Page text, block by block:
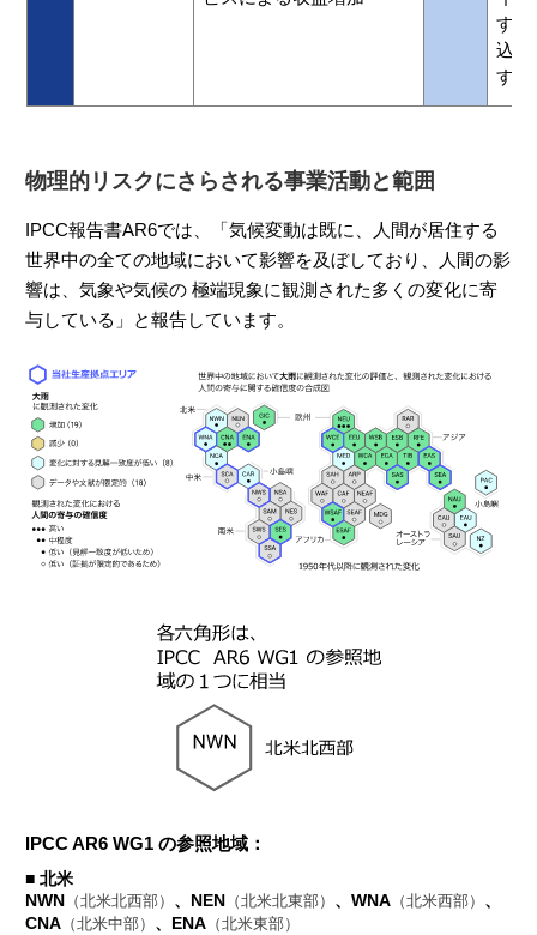
する
込む
す。
物理的リスクにさらされる事業活動と範囲
IPCC報告書AR6では、「気候変動は既に、人間が居住する
世界中の全ての地域において影響を及ぼしており、人間の影
響は、気象や気候の 極端現象に観測された多くの変化に寄
与している」と報告しています。
IPCC AR6 WG1 の参照地域：
■ 北米
NWN （北米北西部） 、NEN （北米北東部） 、WNA （北米西部） 、
CNA （北米中部） 、ENA （北米東部）